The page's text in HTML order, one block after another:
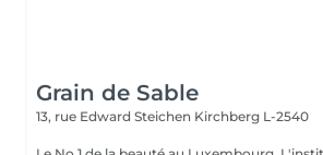
Grain de Sable
13, rue Edward Steichen Kirchberg L-2540